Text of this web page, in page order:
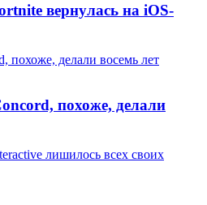
вернулась на iOS-
делали восемь лет
похоже, делали
лишилось всех своих